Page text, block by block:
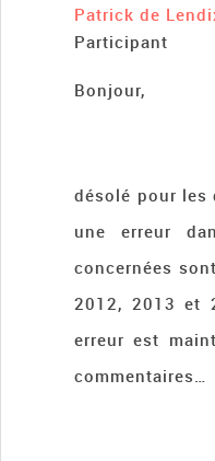
Patrick de
Participant
Bonjour,
désolé pour
une erreur
concernées
2012, 2013 et
erreur est
commentaires…